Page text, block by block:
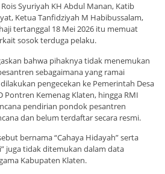
Syuriyah KH Abdul Manan, Katib
Ketua Tanfidziyah M Habibussalam,
tertanggal 18 Mei 2026 itu memuat
sosok terduga pelaku.
bahwa pihaknya tidak menemukan
sebagaimana yang ramai
pengecekan ke Pemerintah Desa
Pontren Kemenag Klaten, hingga RMI
pendirian pondok pesantren
dan belum terdaftar secara resmi.
bernama “Cahaya Hidayah” serta
juga tidak ditemukan dalam data
Kabupaten Klaten.